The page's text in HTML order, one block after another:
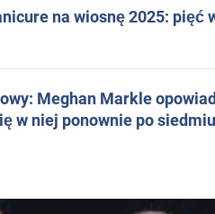
na wiosnę 2025: pięć
Meghan Markle
w niej ponownie po